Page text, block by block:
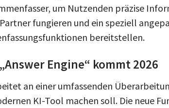
um Nutzenden präzise
fungieren und ein speziell
bereitstellen.
Engine“ kommt 2026
an einer umfassenden
KI-Tool machen soll. Die neue